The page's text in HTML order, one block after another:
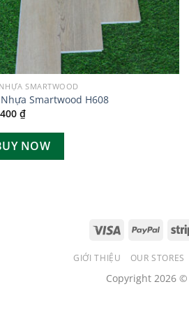
SMARTWOOD
Smartwood H608
₫
NOW
GIỚI THIỆU OUR STORES
Copyright 2026 ©